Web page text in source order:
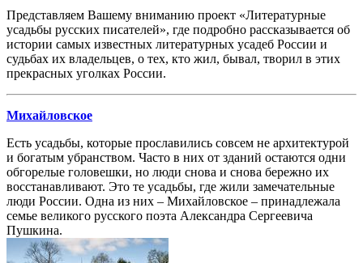
Представляем Вашему вниманию проект «Литературные
усадьбы русских писателей», где подробно рассказывается об
истории самых известных литературных усадеб России и
судьбах их владельцев, о тех, кто жил, бывал, творил в этих
прекрасных уголках России.
Михайловское
Есть усадьбы, которые прославились совсем не архитектурой
и богатым убранством. Часто в них от зданий остаются одни
обгорелые головешки, но люди снова и снова бережно их
восстанавливают. Это те усадьбы, где жили замечательные
люди России. Одна из них – Михайловское – принадлежала
семье великого русского поэта Александра Сергеевича
Пушкина.